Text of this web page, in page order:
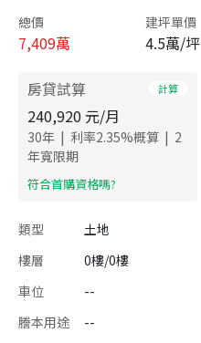
總價
7,409萬
建坪單價
4.5萬/坪
房貸試算 計算
240,920 元/月
30年 | 利率2.35%概算 | 2
年寬限期
​符合首購資格嗎?
類型 土地
樓層
0樓/0樓
車位
--
謄本用途
--